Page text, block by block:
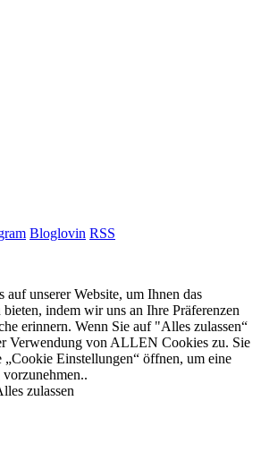
Bloglovin RSS
unserer Website, um Ihnen das
bieten, indem wir uns an Ihre Präferenzen
erinnern. Wenn Sie auf "Alles zulassen“
Verwendung von ALLEN Cookies zu. Sie
„Cookie Einstellungen“ öffnen, um eine
zulassen